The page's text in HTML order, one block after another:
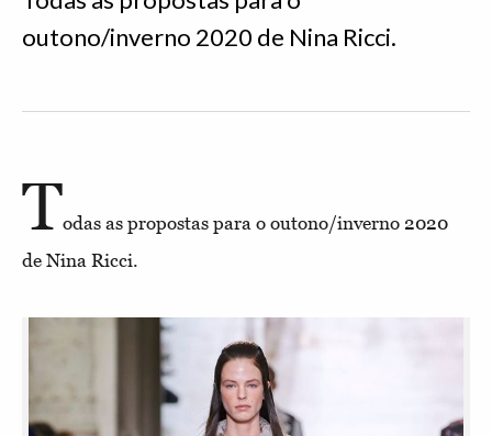
outono/inverno 2020 de Nina Ricci.
Todas as propostas para o outono/inverno 2020
de Nina Ricci.